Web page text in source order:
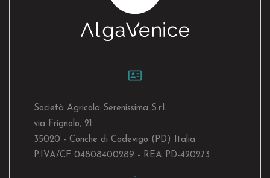
Società Agricola Serenissima S.r.l.
via Frignolo, 21
35020 - Conche di Codevigo (PD) Italia
P.IVA/CF 04808400289 - REA PD-420273